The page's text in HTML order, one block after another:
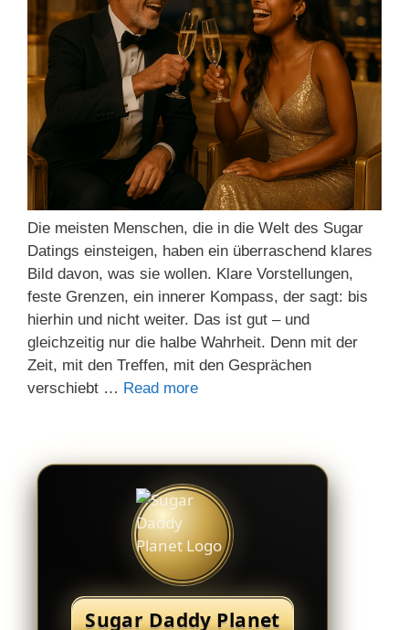
Die meisten Menschen, die in die Welt des Sugar
Datings einsteigen, haben ein überraschend klares
Bild davon, was sie wollen. Klare Vorstellungen,
feste Grenzen, ein innerer Kompass, der sagt: bis
hierhin und nicht weiter. Das ist gut – und
gleichzeitig nur die halbe Wahrheit. Denn mit der
Zeit, mit den Treffen, mit den Gesprächen
verschiebt … Read more
Sugar Daddy Planet